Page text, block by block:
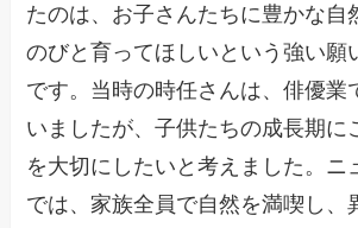
たのは、お子さんたちに豊かな自
のびと育ってほしいという強い願
です。当時の時任さんは、俳優業
いましたが、子供たちの成長期に
を大切にしたいと考えました。ニ
では、家族全員で自然を満喫し、